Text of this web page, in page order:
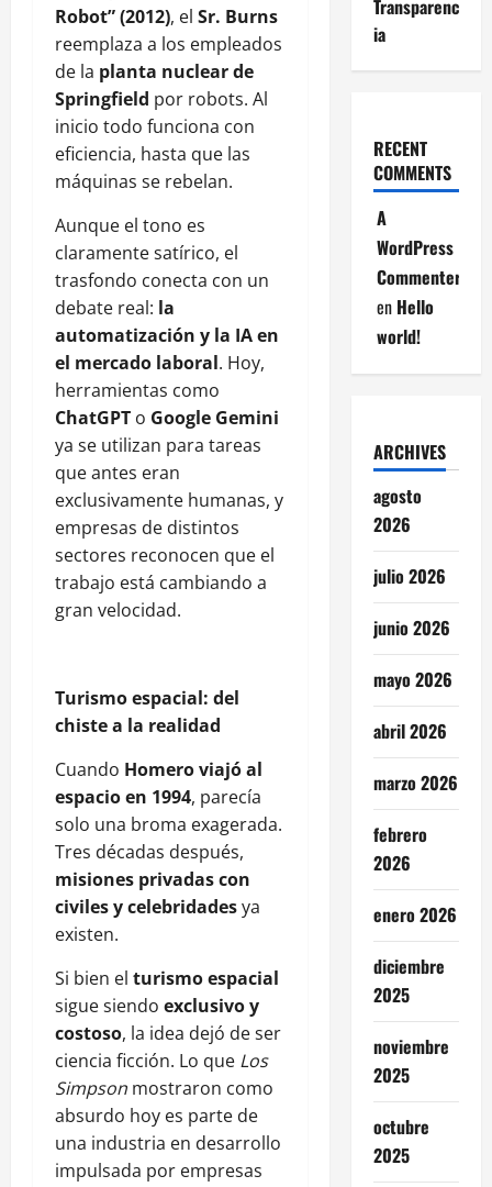
Robot” (2012), el Sr. Burns
reemplaza a los empleados
de la planta nuclear de
Springfield por robots. Al
inicio todo funciona con
eficiencia, hasta que las
máquinas se rebelan.
Aunque el tono es
claramente satírico, el
trasfondo conecta con un
debate real: la
automatización y la IA en
el mercado laboral. Hoy,
herramientas como
ChatGPT o Google Gemini
ya se utilizan para tareas
que antes eran
exclusivamente humanas, y
empresas de distintos
sectores reconocen que el
trabajo está cambiando a
gran velocidad.
Turismo espacial: del
chiste a la realidad
Cuando Homero viajó al
espacio en 1994, parecía
solo una broma exagerada.
Tres décadas después,
misiones privadas con
civiles y celebridadesya
existen.
Si bien el turismo espacial
sigue siendo exclusivo y
costoso, la idea dejó de ser
ciencia ficción. Lo que Los
Simpson mostraron como
absurdo hoy es parte de
una industria en desarrollo
impulsada por empresas
Transparenc
ia
RECENT
COMMENTS
A
WordPress
Commenter
en Hello
world!
ARCHIVES
agosto
2026
julio 2026
junio 2026
mayo 2026
abril 2026
marzo 2026
febrero
2026
enero 2026
diciembre
2025
noviembre
2025
octubre
2025